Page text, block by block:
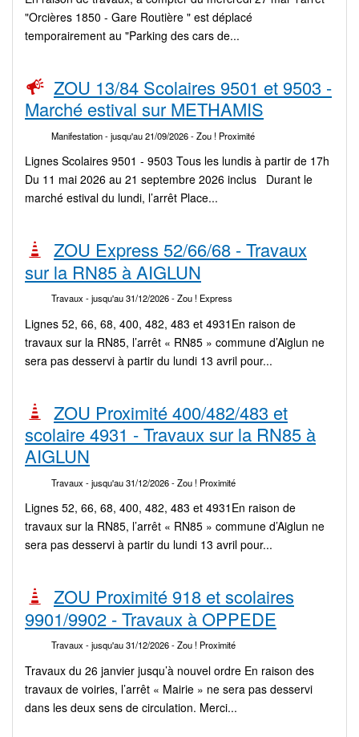
"Orcières 1850 - Gare Routière " est déplacé
temporairement au "Parking des cars de...
ZOU 13/84 Scolaires 9501 et 9503 -
Marché estival sur METHAMIS
Manifestation- jusqu'au 21/09/2026- Zou ! Proximité
Lignes Scolaires 9501 - 9503 Tous les lundis à partir de 17h
Du 11 mai 2026 au 21 septembre 2026 inclus Durant le
marché estival du lundi, l’arrêt Place...
ZOU Express 52/66/68 - Travaux
sur la RN85 à AIGLUN
Travaux - jusqu'au 31/12/2026- Zou ! Express
Lignes 52, 66, 68, 400, 482, 483 et 4931En raison de
travaux sur la RN85, l’arrêt « RN85 » commune d’Aiglun ne
sera pas desservi à partir du lundi 13 avril pour...
ZOU Proximité 400/482/483 et
scolaire 4931 - Travaux sur la RN85 à
AIGLUN
Travaux - jusqu'au 31/12/2026- Zou ! Proximité
Lignes 52, 66, 68, 400, 482, 483 et 4931En raison de
travaux sur la RN85, l’arrêt « RN85 » commune d’Aiglun ne
sera pas desservi à partir du lundi 13 avril pour...
ZOU Proximité 918 et scolaires
9901/9902 - Travaux à OPPEDE
Travaux - jusqu'au 31/12/2026- Zou ! Proximité
Travaux du 26 janvier jusqu’à nouvel ordre En raison des
travaux de voiries, l’arrêt « Mairie » ne sera pas desservi
dans les deux sens de circulation. Merci...